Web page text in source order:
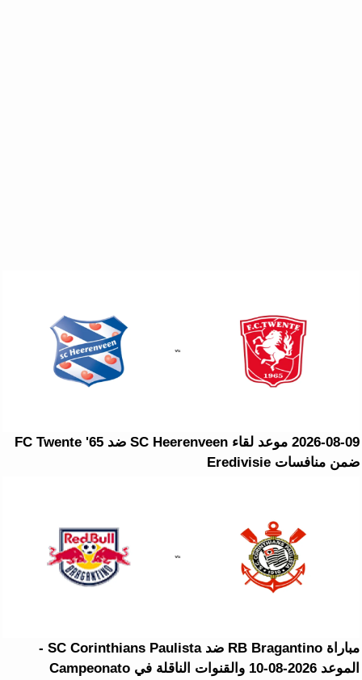
2026-08-09 موعد لقاء SC Heerenveen ضد FC Twente '65
ضمن منافسات Eredivisie
مباراة RB Bragantino ضد SC Corinthians Paulista -
الموعد 2026-08-10 والقنوات الناقلة في Campeonato